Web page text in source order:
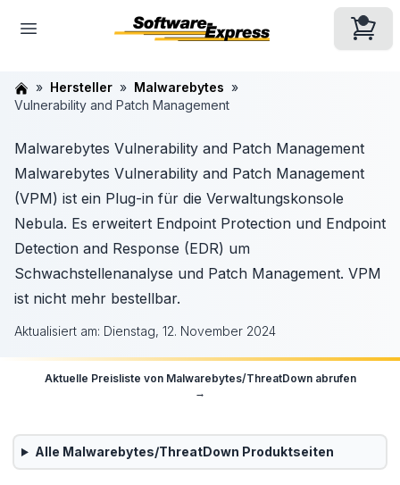
Hersteller
Malwarebytes
Vulnerability and Patch Management
Malwarebytes Vulnerability and Patch Management
Malwarebytes Vulnerability and Patch Management
(VPM) ist ein Plug-in für die Verwaltungskonsole
Nebula. Es erweitert Endpoint Protection und Endpoint
Detection and Response (EDR) um
Schwachstellenanalyse und Patch Management. VPM
ist nicht mehr bestellbar.
Aktualisiert am: Dienstag, 12. November 2024
Aktuelle Preisliste von Malwarebytes/ThreatDownabrufen
→
Alle Malwarebytes/ThreatDown Produktseiten